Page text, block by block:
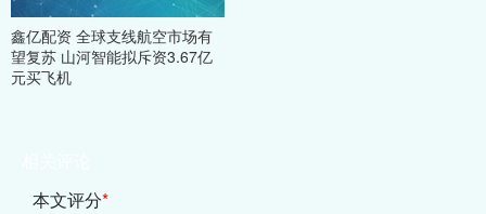
鑫亿配资 全球支线航空市场有
望复苏 山河智能拟斥资3.67亿
元买飞机
本文评分*